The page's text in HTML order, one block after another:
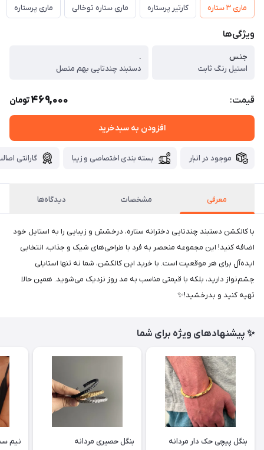
ماری ۳ ستاره کارتیر پرستاره ماری ستاره توخالی ماری پرستاره
ویژگی‌ها
جنس
استیل رنگ ثابت
.
دستبند چندتایی بهم متصل
قیمت: 469,000تومان
افزودن به سبدخرید
موجود در انبار بسته بندی اختصاصی و زیبا گارانتی
معرفی مشخصات دیدگاه‌ها
با کالکشن دستبند چندتایی دخترانه ستاره، درخشش و زیبایی را به استایل خود
اضافه کنید! این مجموعه منحصر به فرد با طراحی‌های شیک و جذاب، انتخابی
ایده‌آل برای هر موقعیت است. با خرید این کالکشن، شما نه تنها استایلی
چشم‌نواز دارید، بلکه با قیمتی مناسب به مد روز نزدیک می‌شوید. همین حالا
تهیه کنید و بدرخشید!✨
✨ پیشنهادهای ویژه برای شما
بنگل پیچی حک دار مردانه بنگل حصیری مردانه نیم